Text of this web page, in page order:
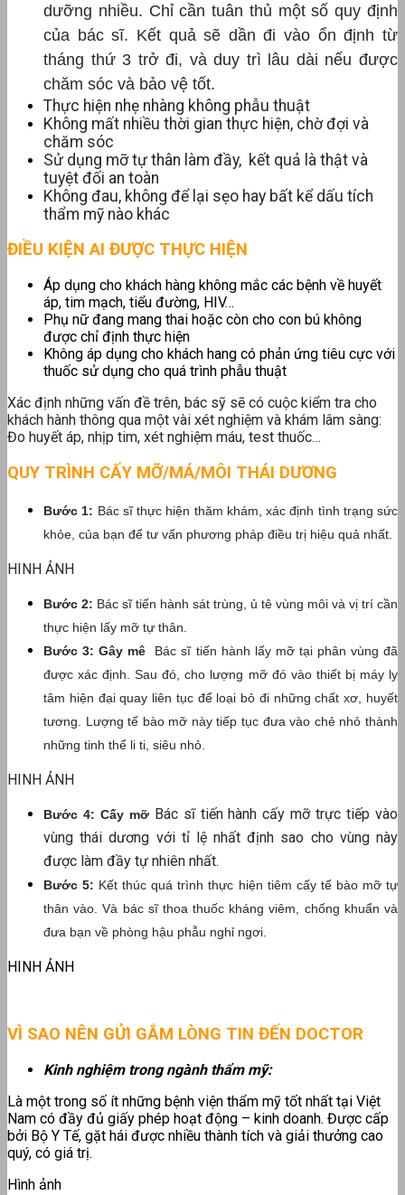
dưỡng nhiều. Chỉ cần tuân thủ một số quy định
của bác sĩ. Kết quả sẽ dần đi vào ổn định từ
tháng thứ 3 trở đi, và duy trì lâu dài nếu được
chăm sóc và bảo vệ tốt.
Thực hiện nhẹ nhàng không phẫu thuật
Không mất nhiều thời gian thực hiện, chờ đợi và
chăm sóc
Sử dụng mỡ tự thân làm đầy, kết quả là thật và
tuyệt đối an toàn
Không đau, không để lại sẹo hay bất kể dấu tích
thẩm mỹ nào khác
ĐIỀU KIỆN AI ĐƯỢC THỰC HIỆN
Áp dụng cho khách hàng không mắc các bệnh về huyết
áp, tim mạch, tiểu đường, HIV…
Phụ nữ đang mang thai hoặc còn cho con bú không
được chỉ định thực hiện
Không áp dụng cho khách hang có phản ứng tiêu cực với
thuốc sử dụng cho quá trình phẫu thuật
Xác định những vấn đề trên, bác sỹ sẽ có cuộc kiểm tra cho
khách hành thông qua một vài xét nghiệm và khám lâm sàng:
Đo huyết áp, nhịp tim, xét nghiệm máu, test thuốc…
QUY TRÌNH CẤY MỠ/MÁ/MÔI THÁI DƯƠNG
Bước 1: Bác sĩ thực hiện thăm khám, xác định tình trạng sức
khỏe, của bạn để tư vấn phương pháp điều trị hiệu quả nhất.
HINH ẢNH
Bước 2: Bác sĩ tiến hành sát trùng, ủ tê vùng môi và vị trí cần
thực hiện lấy mỡ tự thân.
Bước 3: Gây mê Bác sĩ tiến hành lấy mỡ tại phân vùng đã
được xác định. Sau đó, cho lượng mỡ đó vào thiết bị máy ly
tâm hiện đại quay liên tục để loại bỏ đi những chất xơ, huyết
tương. Lượng tế bào mỡ này tiếp tục đưa vào chẻ nhỏ thành
những tinh thể li ti, siêu nhỏ.
HINH ẢNH
Bước 4: Cấy mỡ Bác sĩ tiến hành cấy mỡ trực tiếp vào
vùng thái dương với tỉ lệ nhất định sao cho vùng này
được làm đầy tự nhiên nhất.
Bước 5: Kết thúc quá trình thực hiện tiêm cấy tế bào mỡ tự
thân vào. Và bác sĩ thoa thuốc kháng viêm, chống khuẩn và
đưa bạn về phòng hậu phẫu nghỉ ngơi.
HINH ẢNH
VÌ SAO NÊN GỬI GẮM LÒNG TIN ĐẾN DOCTOR
Kinh nghiệm trong ngành thẩm mỹ:
Là một trong số ít những bệnh viện thẩm mỹ tốt nhất tại Việt
Nam có đầy đủ giấy phép hoạt động – kinh doanh. Được cấp
bởi Bộ Y Tế, gặt hái được nhiều thành tích và giải thưởng cao
quý, có giá trị.
Hình ảnh